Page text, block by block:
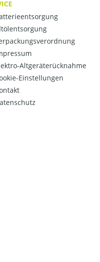
Altgeräterücknahme
Einstellungen